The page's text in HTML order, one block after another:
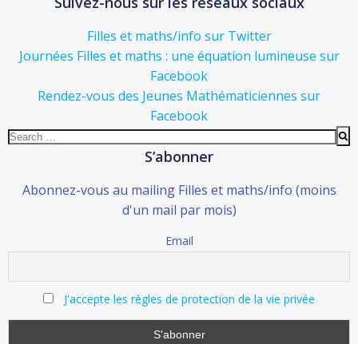
Filles et maths/info sur Twitter
Journées Filles et maths : une équation lumineuse sur
Facebook
Rendez-vous des Jeunes Mathématiciennes sur
Facebook
Search
S’abonner
Abonnez-vous au mailing Filles et maths/info (moins
d'un mail par mois)
Email
J'accepte les règles de protection de la vie privée